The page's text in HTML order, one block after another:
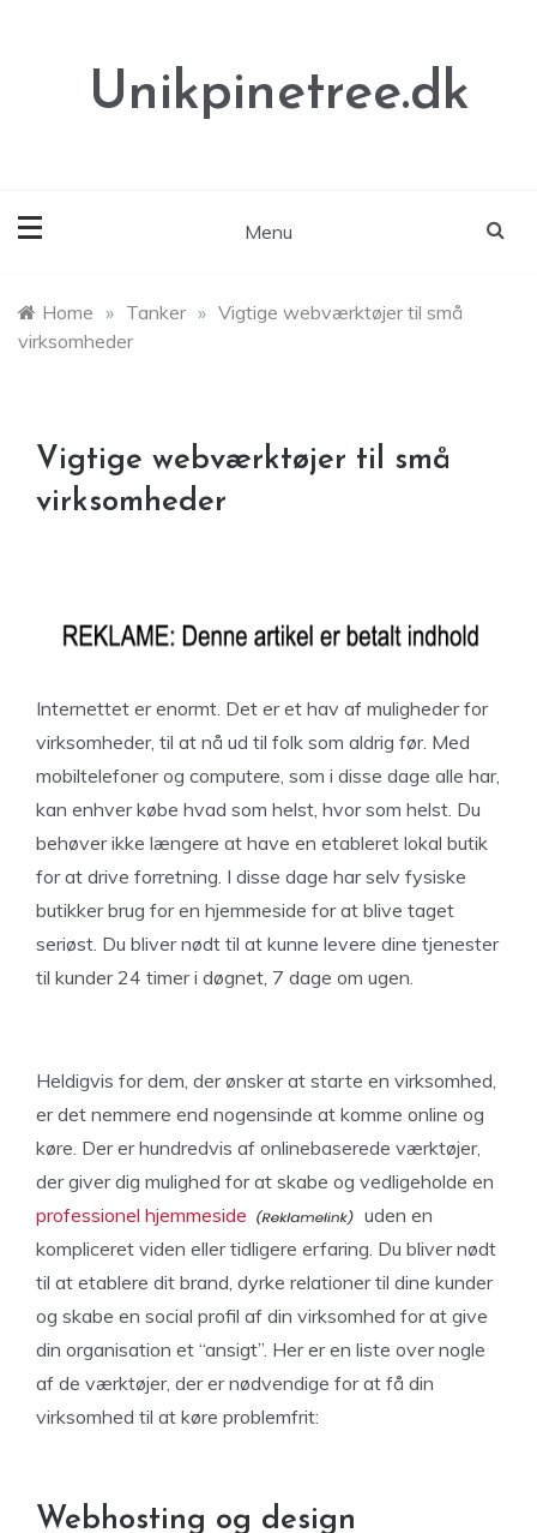
Unikpinetree.dk
Menu
Home » Tanker » Vigtige webværktøjer til små
virksomheder
Vigtige webværktøjer til små
virksomheder
Internettet er enormt. Det er et hav af muligheder for
virksomheder, til at nå ud til folk som aldrig før. Med
mobiltelefoner og computere, som i disse dage alle har,
kan enhver købe hvad som helst, hvor som helst. Du
behøver ikke længere at have en etableret lokal butik
for at drive forretning. I disse dage har selv fysiske
butikker brug for en hjemmeside for at blive taget
seriøst. Du bliver nødt til at kunne levere dine tjenester
til kunder 24 timer i døgnet, 7 dage om ugen.
Heldigvis for dem, der ønsker at starte en virksomhed,
er det nemmere end nogensinde at komme online og
køre. Der er hundredvis af onlinebaserede værktøjer,
der giver dig mulighed for at skabe og vedligeholde en
professionel hjemmeside
uden en
kompliceret viden eller tidligere erfaring. Du bliver nødt
til at etablere dit brand, dyrke relationer til dine kunder
og skabe en social profil af din virksomhed for at give
din organisation et “ansigt”. Her er en liste over nogle
af de værktøjer, der er nødvendige for at få din
virksomhed til at køre problemfrit:
Webhosting og design